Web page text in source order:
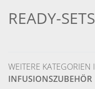
READY-SETS
WEITERE KATEGORIEN
INFUSIONSZUBEHÖR